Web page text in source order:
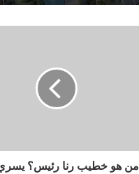
من هو خطيب رنا رئيس؟